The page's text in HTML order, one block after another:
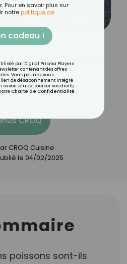
poissons les
?
CROQ
CROQ Cuisine
le 04/02/2025
poissons sont-ils
Pour en savoir plus sur
notre politique de
cadeau !
par Digital Prisma Players
contenant des offres
Vous pourrez vous
de désabonnement intégré
savoir plus et exercer vos droits,
Charte de Confidentialité.